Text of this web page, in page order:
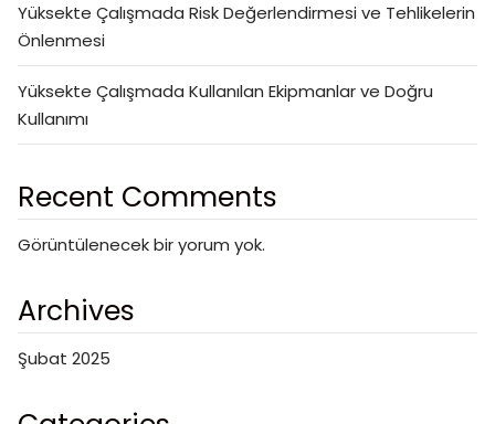
Yüksekte Çalışmada Risk Değerlendirmesi ve Tehlikelerin
Önlenmesi
Yüksekte Çalışmada Kullanılan Ekipmanlar ve Doğru
Kullanımı
Recent Comments
Görüntülenecek bir yorum yok.
Archives
Şubat 2025